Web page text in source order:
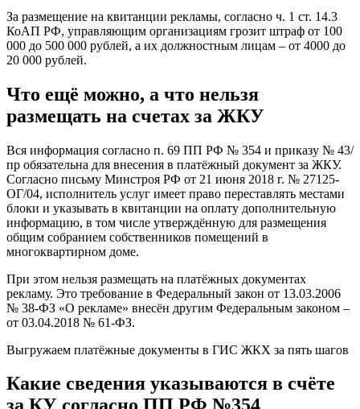
За размещение на квитанции рекламы, согласно ч. 1 ст. 14.3
КоАП РФ, управляющим организациям грозит штраф от 100
000 до 500 000 рублей, а их должностным лицам – от 4000 до
20 000 рублей.
Что ещё можно, а что нельзя
размещать на счетах за ЖКУ
Вся информация согласно п. 69 ПП РФ № 354 и приказу № 43/
пр обязательна для внесения в платёжный документ за ЖКУ.
Согласно письму Минстроя РФ от 21 июня 2018 г. № 27125-
ОГ/04, исполнитель услуг имеет право переставлять местами
блоки и указывать в квитанции на оплату дополнительную
информацию, в том числе утверждённую для размещения
общим собранием собственников помещений в
многоквартирном доме.
При этом нельзя размещать на платёжных документах
рекламу. Это требование в Федеральный закон от 13.03.2006
№ 38-ФЗ «О рекламе» внесён другим Федеральным законом –
от 03.04.2018 № 61-ФЗ.
Выгружаем платёжные документы в ГИС ЖКХ за пять шагов
Какие сведения указываются в счёте